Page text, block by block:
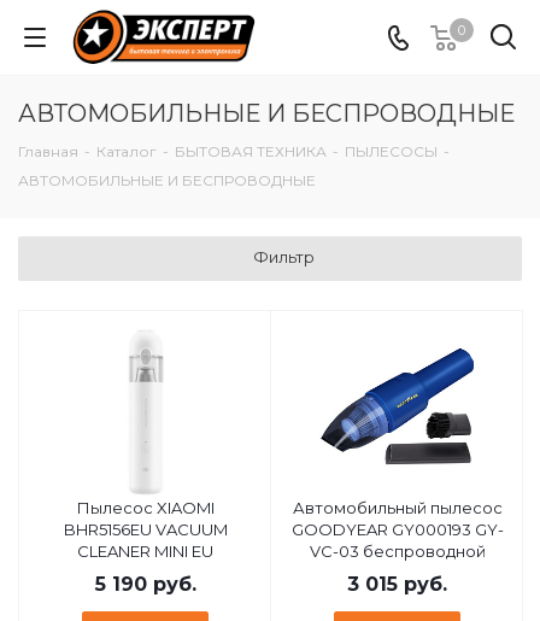
0
АВТОМОБИЛЬНЫЕ И БЕСПРОВОДНЫЕ
Главная - Каталог - БЫТОВАЯ ТЕХНИКА - ПЫЛЕСОСЫ -
АВТОМОБИЛЬНЫЕ И БЕСПРОВОДНЫЕ
Фильтр
Пылесос XIAOMI
BHR5156EU VACUUM
CLEANER MINI EU
5 190руб.
Автомобильный пылесос
GOODYEAR GY000193 GY-
VC-03 беспроводной
3 015 руб.